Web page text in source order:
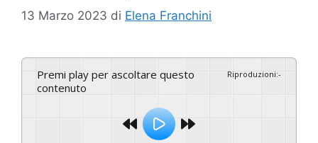
13 Marzo 2023 di Elena Franchini
Premi play per ascoltare questo
contenuto
Riproduzioni:-